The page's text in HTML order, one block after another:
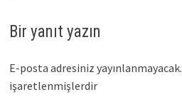
Bir yanıt yazın
E-posta adresiniz yayınlanmayacak.
işaretlenmişlerdir